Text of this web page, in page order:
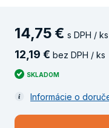
14,75 € s DPH / ks
12 19 € bez DPH / ks
SKLADOM
Informácie o